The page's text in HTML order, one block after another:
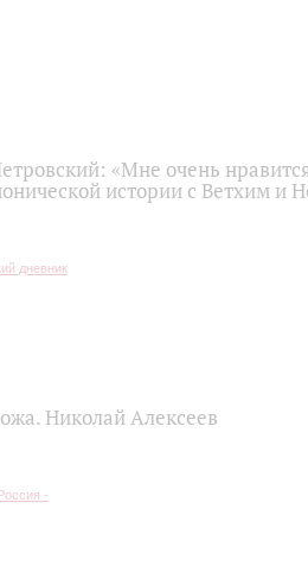
«Мне очень
истории с Ветхим и
Николай Алексеев